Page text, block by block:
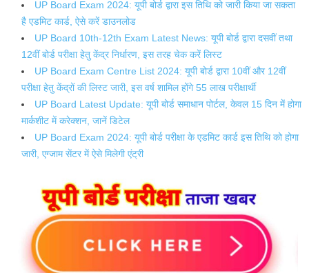
UP Board Exam 2024: यूपी बोर्ड द्वारा इस तिथि को जारी किया जा सकता
है एडमिट कार्ड, ऐसे करें डाउनलोड
UP Board 10th-12th Exam Latest News: यूपी बोर्ड द्वारा दसवीं तथा
12वीं बोर्ड परीक्षा हेतु केंद्र निर्धारण, इस तरह चेक करें लिस्ट
UP Board Exam Centre List 2024: यूपी बोर्ड द्वारा 10वीं और 12वीं
परीक्षा हेतु केंद्रों की लिस्ट जारी, इस वर्ष शामिल होंगे 55 लाख परीक्षार्थी
UP Board Latest Update: यूपी बोर्ड समाधान पोर्टल, केवल 15 दिन में होगा
मार्कशीट में करेक्शन, जानें डिटेल
UP Board Exam 2024: यूपी बोर्ड परीक्षा के एडमिट कार्ड इस तिथि को होगा
जारी, एग्जाम सेंटर में ऐसे मिलेगी एंट्री